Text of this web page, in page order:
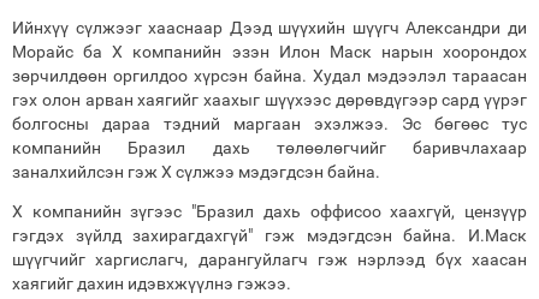
Ийнхүү сүлжээг хааснаар Дээд шүүхийн шүүгч Александри ди
Морайс ба X компанийн эзэн Илон Маск нарын хоорондох
зөрчилдөөн оргилдоо хүрсэн байна. Худал мэдээлэл тараасан
гэх олон арван хаягийг хаахыг шүүхээс дөрөвдүгээр сард үүрэг
болгосны дараа тэдний маргаан эхэлжээ. Эс бөгөөс тус
компанийн Бразил дахь төлөөлөгчийг баривчлахаар
заналхийлсэн гэж X сүлжээ мэдэгдсэн байна.
Х компанийн зүгээс "Бразил дахь оффисоо хаахгүй, цензүүр
гэгдэх зүйлд захирагдахгүй" гэж мэдэгдсэн байна. И.Маск
шүүгчийг харгислагч, дарангуйлагч гэж нэрлээд бүх хаасан
хаягийг дахин идэвхжүүлнэ гэжээ.